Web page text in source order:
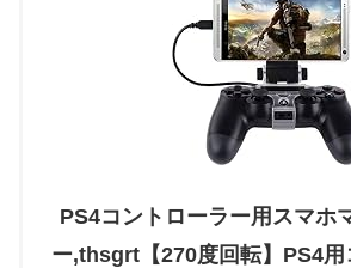
PS4コントローラー用スマホ
ー,thsgrt【270度回転】PS4用